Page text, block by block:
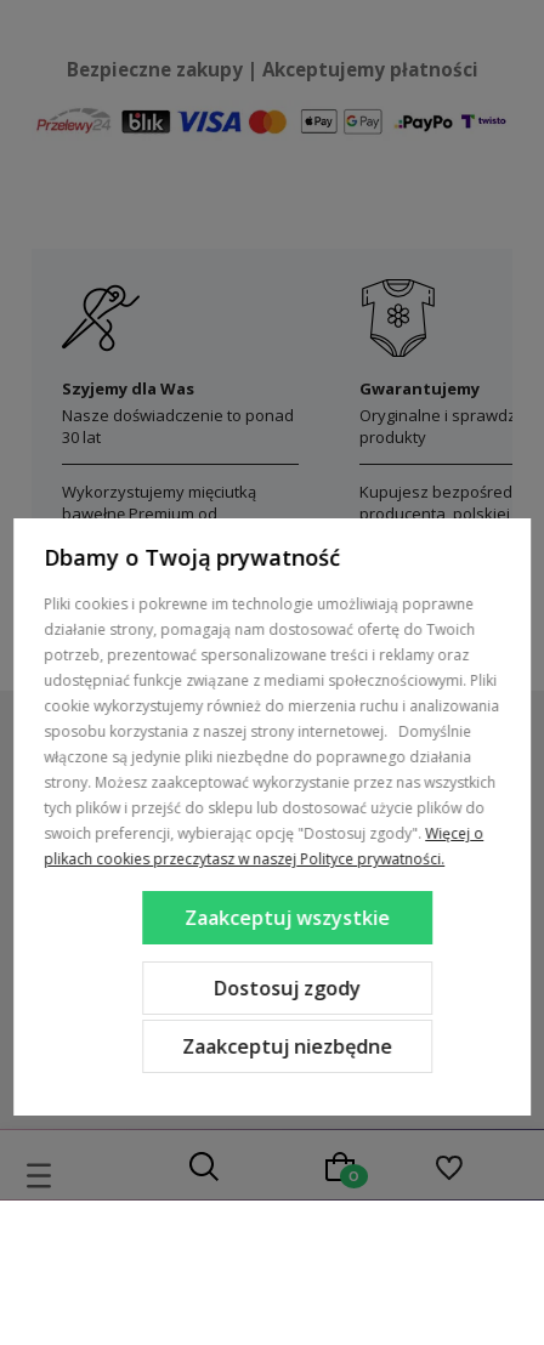
Bezpieczne zakupy | Akceptujemy płatności
Szyjemy dla Was
Nasze doświadczenie to ponad
30 lat
Wykorzystujemy mięciutką
bawełnę Premium od
Gwarantujemy
Oryginalne i sprawdzone
produkty
Kupujesz bezpośrednio
producenta, polskiej
POMOC / ZAMÓWIENIA
MARKI
POPULARNE KATEGORIE
Sklep internetowy Shoper Premium
Szablon Shoper Modern 3.0™
od GrowCommerce
Dbamy o Twoją prywatność
Pliki cookies i pokrewne im technologie umożliwiają poprawne
działanie strony, pomagają nam dostosować ofertę do Twoich
potrzeb, prezentować spersonalizowane treści i reklamy oraz
udostępniać funkcje związane z mediami społecznościowymi. Pliki
cookie wykorzystujemy również do mierzenia ruchu i analizowania
sposobu korzystania z naszej strony internetowej. Domyślnie
włączone są jedynie pliki niezbędne do poprawnego działania
strony. Możesz zaakceptować wykorzystanie przez nas wszystkich
tych plików i przejść do sklepu lub dostosować użycie plików do
swoich preferencji, wybierając opcję "Dostosuj zgody".Więcej o
plikach cookies przeczytasz w naszej Polityce prywatności.
Zaakceptuj niezbędne
Dostosuj zgody
Zaakceptuj wszystkie